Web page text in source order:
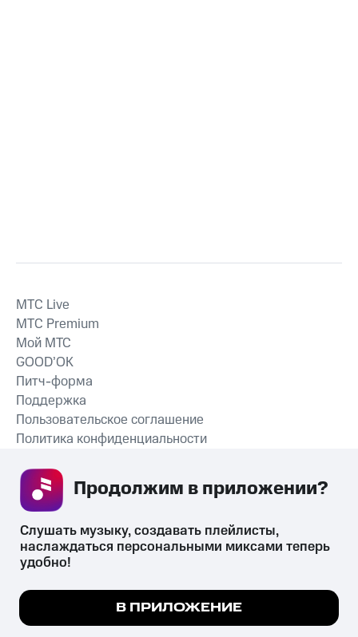
СКАЧАТЬ ПРИЛОЖЕНИЕ
MTС Live
MTС Premium
Мой МТС
GOOD’OK
Питч-форма
Поддержка
Пользовательское соглашение
Политика конфиденциальности
психотропных веществ, их аналогов причиняет вред здоровью,
их незаконный оборот запрещён и влечёт установленную
законодательством ответственность.
Мы используем куки, чтобы на сайте все
Подробнее
Слушать музыку, создавать плейлисты,
наслаждаться персональными миксами теперь
удобно!
В ПРИЛОЖЕНИЕ